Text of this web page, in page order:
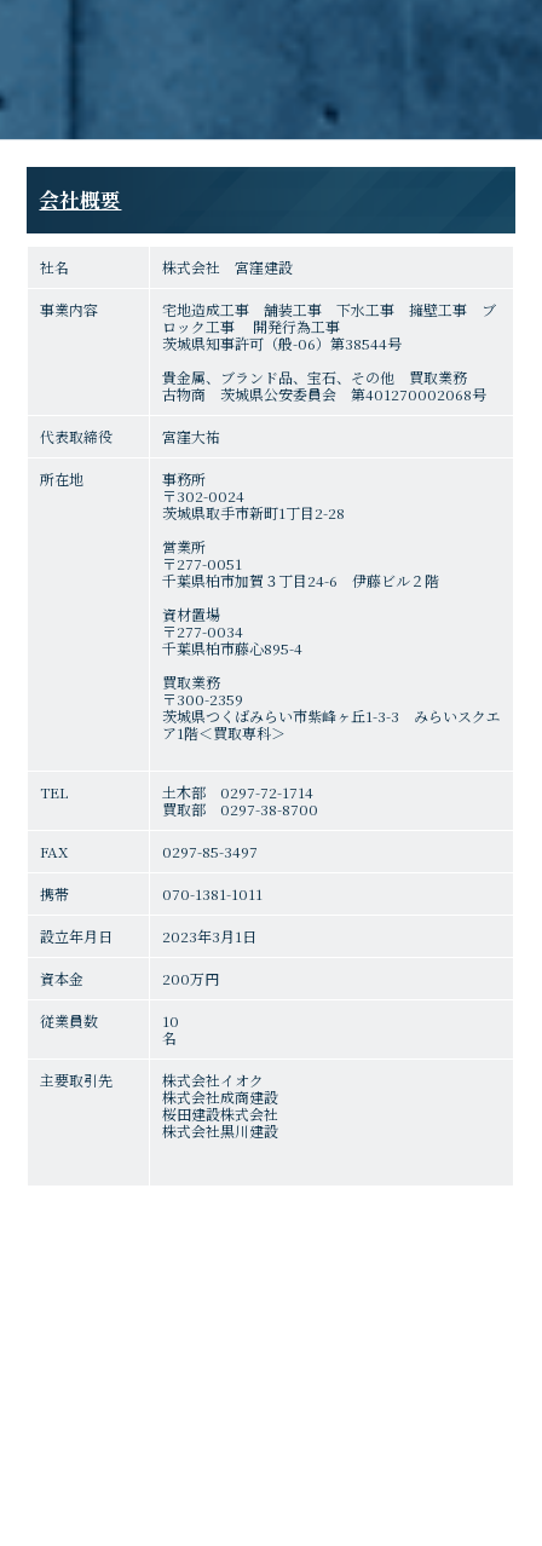
会社概要
社名 株式会社 宮窪建設
事業内容
宅地造成工事 舗装工事 下水工事 擁壁工事 ブ
ロック工事 開発行為工事
茨城県知事許可（般-06）第38544号
貴金属、ブランド品、宝石、その他 買取業務
古物商 茨城県公安委員会 第401270002068号
代表取締役 宮窪大祐
所在地
事務所
〒302-0024
茨城県取手市新町1丁目2-28
営業所
〒277-0051
千葉県柏市加賀３丁目24-6 伊藤ビル２階
資材置場
〒277-0034
千葉県柏市藤心895-4
買取業務
〒300-2359
茨城県つくばみらい市紫峰ヶ丘1-3-3 みらいスクエ
ア1階＜買取専科＞
TEL
土木部 0297-72-1714
買取部 0297-38-8700
FAX 0297-85-3497
携帯 070-1381-1011
設立年月日 2023年3月1日
資本金 200万円
従業員数
10
名
主要取引先
株式会社イオク
株式会社成商建設
桜田建設株式会社
株式会社黒川建設